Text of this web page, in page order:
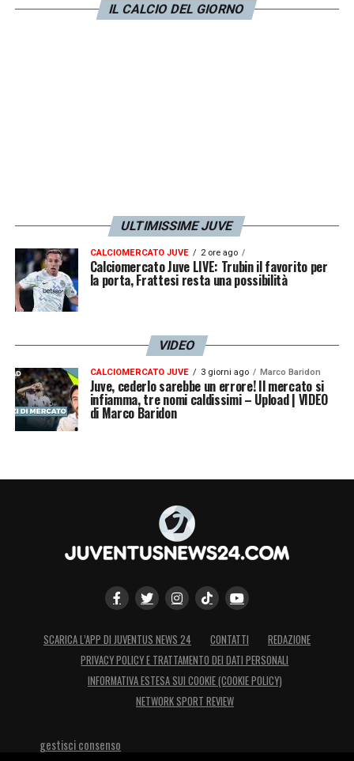
IL CALCIO DEL GIORNO
ULTIMISSIME JUVE
CALCIOMERCATO JUVE 2 ore ago
Calciomercato Juve LIVE: Trubin il favorito per
la porta, Frattesi resta una possibilità
VIDEO
CALCIOMERCATO JUVE 3 giorni ago Marco Baridon
Juve, cederlo sarebbe un errore! Il mercato si
infiamma, tre nomi caldissimi – Upload | VIDEO
di Marco Baridon
SCARICA L’APP DI JUVENTUS NEWS 24 CONTATTI
REDAZIONE
PRIVACY POLICY E TRATTAMENTO DEI DATI PERSONALI
INFORMATIVA ESTESA SUI COOKIE (COOKIE POLICY)
NETWORK SPORT REVIEW
gestisci consenso